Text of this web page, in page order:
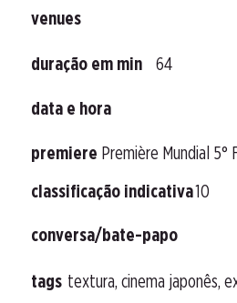
venues
duração em min 64
data e hora
premiere Première Mundial 5°
classificação indicativa10
conversa/bate-papo
tags textura, cinema japonês,